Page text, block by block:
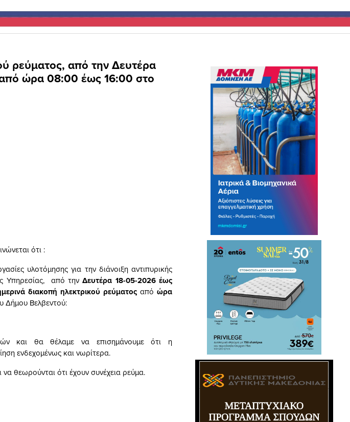
ρεύματος, από την Δευτέρα
ώρα 08:00 έως 16:00 στο
ότι :
υλοτόμησης για την διάνοιξη αντιπυρικής
Υπηρεσίας, από τηνΔευτέρα 18-05-2026 έως
διακοπή ηλεκτρικού ρεύματος από ώρα
Δήμου Βελβεντού:
και θα θέλαμε να επισημάνουμε ότι η
ενδεχομένως και νωρίτερα.
να θεωρούνται ότι έχουν συνέχεια ρεύμα.